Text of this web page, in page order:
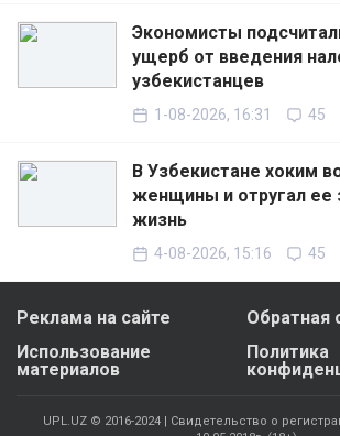
Экономисты
ущерб от введения
узбекистанцев
1-08-2026, 16:31 45
В Узбекистане хоким
женщины и отругал ее
жизнь
4-08-2026, 15:16 45
Реклама на сайте
Обратная
Использование
материалов
Политика
UPL.UZ © 2016-2024 | Свидетельство о